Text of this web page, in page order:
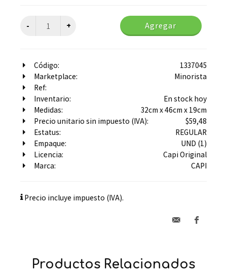
Agregar
Código:
1337045
Marketplace:
Minorista
Ref:
Inventario:
En stock hoy
Medidas:
32cm x 46cm x 19cm
Precio unitario sin impuesto (IVA):
$59,48
Estatus:
REGULAR
Empaque:
UND (1)
Licencia:
Capi Original
Marca:
CAPI
Precio incluye impuesto (IVA).
Productos Relacionados